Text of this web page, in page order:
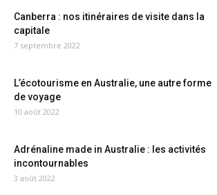
Canberra : nos itinéraires de visite dans la
capitale
7 septembre 2022
L’écotourisme en Australie, une autre forme
de voyage
10 août 2022
Adrénaline made in Australie : les activités
incontournables
3 août 2022